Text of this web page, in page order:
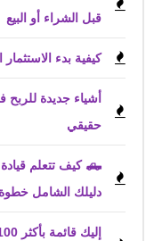
قبل الشراء أو البيع
كيفية بدء
حقيقي
🛻 كيف تتعلم
دليلك الشامل